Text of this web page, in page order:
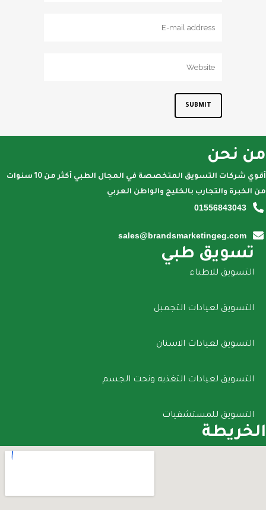
من نحن
أقوي شركات التسويق المتخصصة في المجال الطبي أكثر من 10 سنوات
من الخبرة والتجارب بالخليج والواطن العربي
01556843043
sales@brandsmarketingeg.com
تسويق طبي
التسويق للاطباء
التسويق لعيادات التجمبل
التسويق لعيادات الاسنان
التسويق لعيادات التغذيه ونحت الجسم
التسويق للمستشفيات
الخريطة